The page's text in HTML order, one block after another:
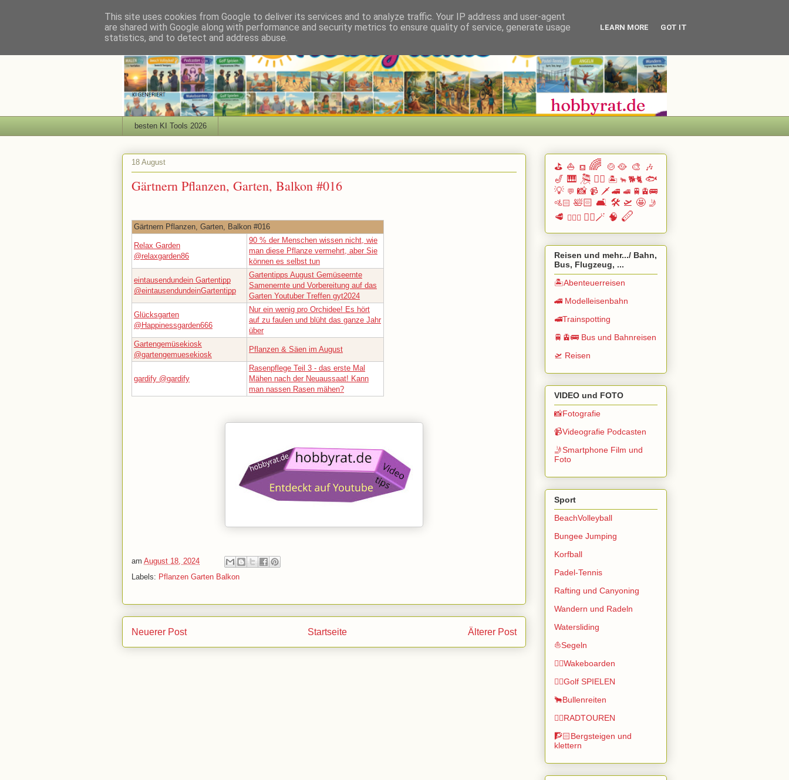
besten KI Tools 2026
18 August
Gärtnern Pflanzen, Garten, Balkon #016
Gärtnern Pflanzen, Garten, Balkon #016
Relax Garden
@relaxgarden86
90 % der Menschen wissen nicht, wie
man diese Pflanze vermehrt, aber Sie
können es selbst tun
eintausendundein Gartentipp
@eintausendundeinGartentipp
Gartentipps August Gemüseernte
Samenernte und Vorbereitung auf das
Garten Youtuber Treffen gyt2024
Glücksgarten
@Happinessgarden666
Nur ein wenig pro Orchidee! Es hört
auf zu faulen und blüht das ganze Jahr
über
Gartengemüsekiosk
@gartengemuesekiosk
Pflanzen & Säen im August
gardify @gardify
Rasenpflege Teil 3 - das erste Mal
Mähen nach der Neuaussaat! Kann
man nassen Rasen mähen?
am August 18, 2024
Labels: Pflanzen Garten Balkon
Neuerer Post Älterer Post
Startseite
⛳ ⛵ ⛾ 🌈 🍲🥘 🎨 🎶
🎷 🎹 🎘 🏄🏽 🏝️ 🐂 🐕🐈 🐟
💡 💬 📸 📹 🗡️ 🚄 🚅 🚆🚊🚌
🚵🏻 🛀🏻 🛋️ 🛠️ 🛫 🤩 🤳
🥩 🧗🏻‍♀️ 🧙‍♂️🪄 🧠 🪈
Reisen und mehr.../ Bahn,
Bus, Flugzeug, ...
🏝️Abenteuerreisen
🚄 Modelleisenbahn
🚅Trainspotting
🚆🚊🚌 Bus und Bahnreisen
🛫 Reisen
VIDEO und FOTO
📸Fotografie
📹Videografie Podcasten
🤳Smartphone Film und
Foto
Sport
BeachVolleyball
Bungee Jumping
Korfball
Padel-Tennis
Rafting und Canyoning
Wandern und Radeln
Watersliding
⛵Segeln
🏄🏽Wakeboarden
🏌️‍♂️Golf SPIELEN
🐂Bullenreiten
🚴‍♂️RADTOUREN
🧗🏻Bergsteigen und
klettern
This site uses cookies from Google to deliver its services and to analyze traffic. Your IP address and user-agent
are shared with Google along with performance and security metrics to ensure quality of service, generate usage
statistics, and to detect and address abuse.
LEARN MORE GOT IT